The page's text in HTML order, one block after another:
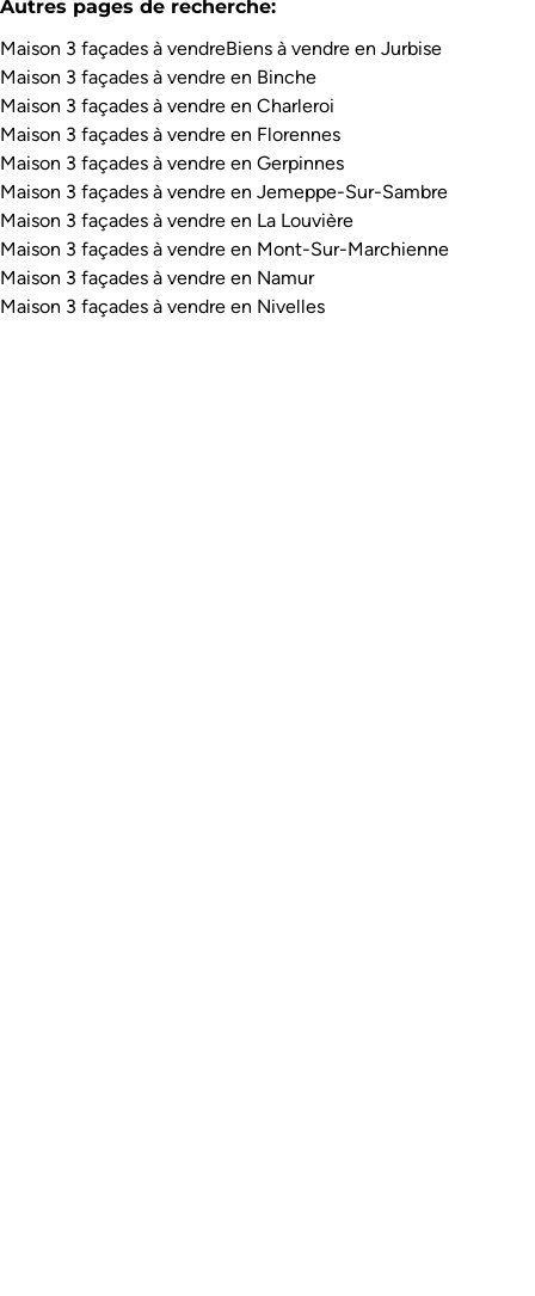
Autres pages de recherche:
Maison 3 façades à vendreBiens à vendre en Jurbise
Maison 3 façades à vendre en Binche
Maison 3 façades à vendre en Charleroi
Maison 3 façades à vendre en Florennes
Maison 3 façades à vendre en Gerpinnes
Maison 3 façades à vendre en Jemeppe-Sur-Sambre
Maison 3 façades à vendre en La Louvière
Maison 3 façades à vendre en Mont-Sur-Marchienne
Maison 3 façades à vendre en Namur
Maison 3 façades à vendre en Nivelles